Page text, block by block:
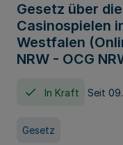
Gesetz über
Casinospielen
Westfalen
NRW - OCG
In Kraft Seit
Gesetz